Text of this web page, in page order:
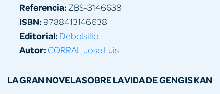
LA GRAN NOVELA SOBRE LA VIDA DE GENGIS KAN
Referencia: ZBS-3146638
ISBN:9788413146638
Editorial: Debolsillo
Autor: CORRAL, Jose Luis